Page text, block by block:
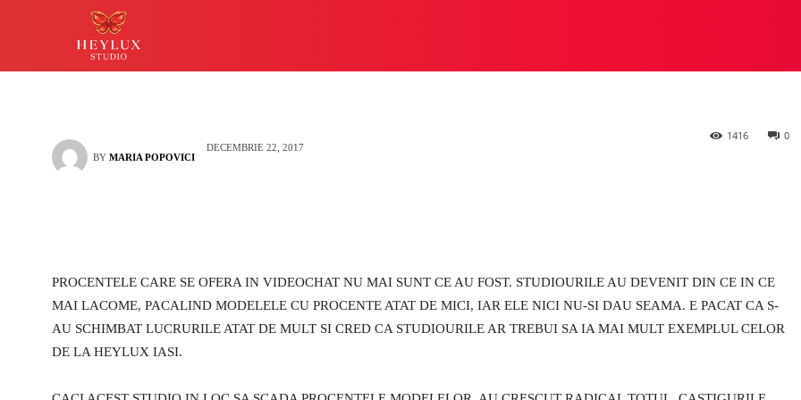
de la Heylux?
BY MARIA POPOVICI
DECEMBRIE 22, 2017
0
1416
PROCENTELE CARE SE OFERA IN VIDEOCHAT NU MAI SUNT CE AU FOST. STUDIOURILE AU DEVENIT DIN CE IN CE
MAI LACOME, PACALIND MODELELE CU PROCENTE ATAT DE MICI, IAR ELE NICI NU-SI DAU SEAMA. E PACAT CA S-
AU SCHIMBAT LUCRURILE ATAT DE MULT SI CRED CA STUDIOURILE AR TREBUI SA IA MAI MULT EXEMPLUL CELOR
DE LA HEYLUX IASI.